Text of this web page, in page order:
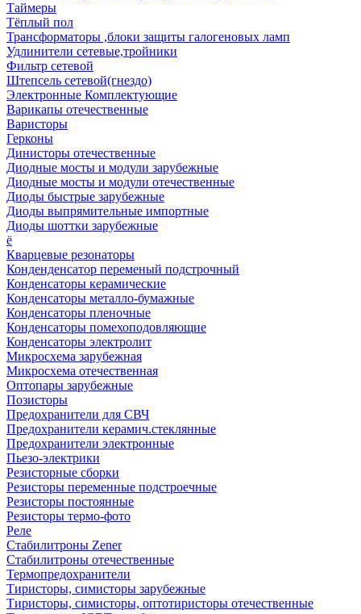
Таймеры
Тёплый пол
Трансформаторы ,блоки защиты галогеновых ламп
Удлинители сетевые,тройники
Фильтр сетевой
Штепсель сетевой(гнездо)
Электронные Комплектующие
Варикапы отечественные
Варисторы
Герконы
Динисторы отечественные
Диодные мосты и модули зарубежные
Диодные мосты и модули отечественные
Диоды быстрые зарубежные
Диоды выпрямительные импортные
Диоды шоттки зарубежные
ё
Кварцевые резонаторы
Конденденсатор переменый подстрочный
Конденсаторы керамические
Конденсаторы металло-бумажные
Конденсаторы пленочные
Конденсаторы помехоподовляющие
Конденсаторы электролит
Микросхема зарубежная
Микросхема отечественная
Оптопары зарубежные
Позисторы
Предохранители для СВЧ
Предохранители керамич.стеклянные
Предохранители электронные
Пьезо-электрики
Резисторные сборки
Резисторы переменные подстроечные
Резисторы постоянные
Резисторы термо-фото
Реле
Стабилитроны Zener
Стабилитроны отечественные
Термопредохранители
Тиристоры, симисторы зарубежные
Тиристоры, симисторы, оптотиристоры отечественные